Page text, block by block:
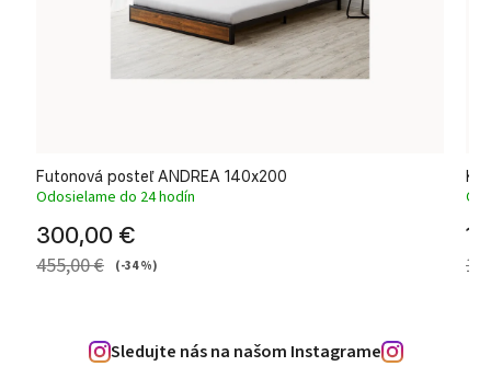
Futonová posteľ ANDREA 140x200
Odosielame do 24 hodín
300,00 €
455,00 €
(-34 %)
Sledujte nás na našom Instagrame